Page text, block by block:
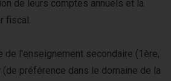
de leurs comptes annuels et la
fiscal.
de l'enseignement secondaire (1ère,
(de préférence dans le domaine de la